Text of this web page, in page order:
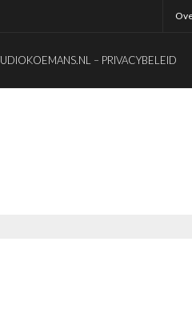
– PRIVACYBELEID